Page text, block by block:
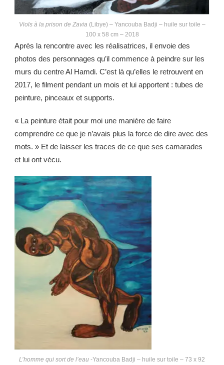
Viols à la prison de Zavia (Libye) – Yancouba Badji – huile sur toile –
100 x 58 cm – 2018
Après la rencontre avec les réalisatrices, il envoie des
photos des personnages qu’il commence à peindre sur les
murs du centre Al Hamdi. C’est là qu’elles le retrouvent en
2017, le filment pendant un mois et lui apportent : tubes de
peinture, pinceaux et supports.
« La peinture était pour moi une manière de faire
comprendre ce que je n’avais plus la force de dire avec des
mots. » Et de laisser les traces de ce que ses camarades
et lui ont vécu.
L’homme qui sort de l’eau -Yancouba Badji – huile sur toile – 73 x 92